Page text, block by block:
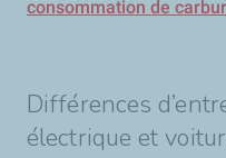
consommation de
Différences
électrique et